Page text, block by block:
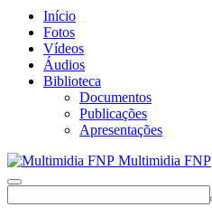
Início
Fotos
Vídeos
Áudios
Biblioteca
Documentos
Publicações
Apresentações
Multimidia FNP